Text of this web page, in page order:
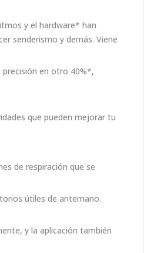
y el hardware* han
senderismo y demás. Viene
en otro 40%*,
que pueden mejorar tu
de respiración que se
útiles de antemano.
y la aplicación también